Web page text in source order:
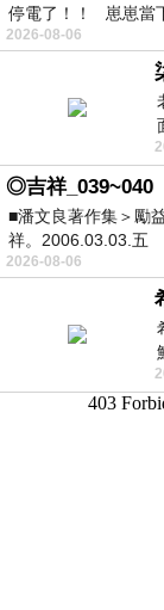
停電了！！ 崽崽當
2026-08-06
◎吉祥_039~040
■潘文良著作集＞勵
祥。2006.03.03.
2026-08-06